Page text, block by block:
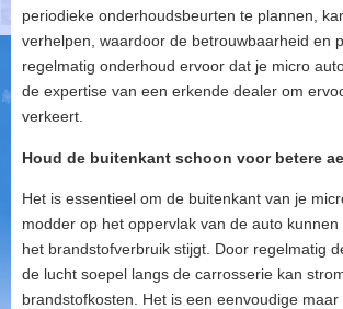
periodieke onderhoudsbeurten te plannen,
verhelpen, waardoor de betrouwbaarheid en
regelmatig onderhoud ervoor dat je micro
de expertise van een erkende dealer om
verkeert.
Houd de buitenkant schoon voor betere
Het is essentieel om de buitenkant van je
modder op het oppervlak van de auto
het brandstofverbruik stijgt. Door regelmatig
de lucht soepel langs de carrosserie kan
brandstofkosten. Het is een eenvoudige